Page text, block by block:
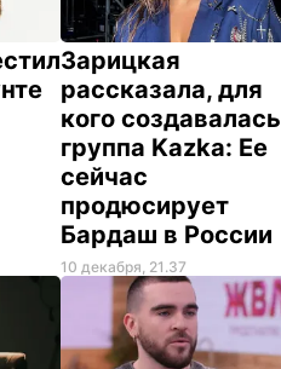
Зарицкая
рассказала, для
кого создавалась
группа Kazka: Ее
сейчас
продюсирует
Бардаш в России
10 декабря, 21.37